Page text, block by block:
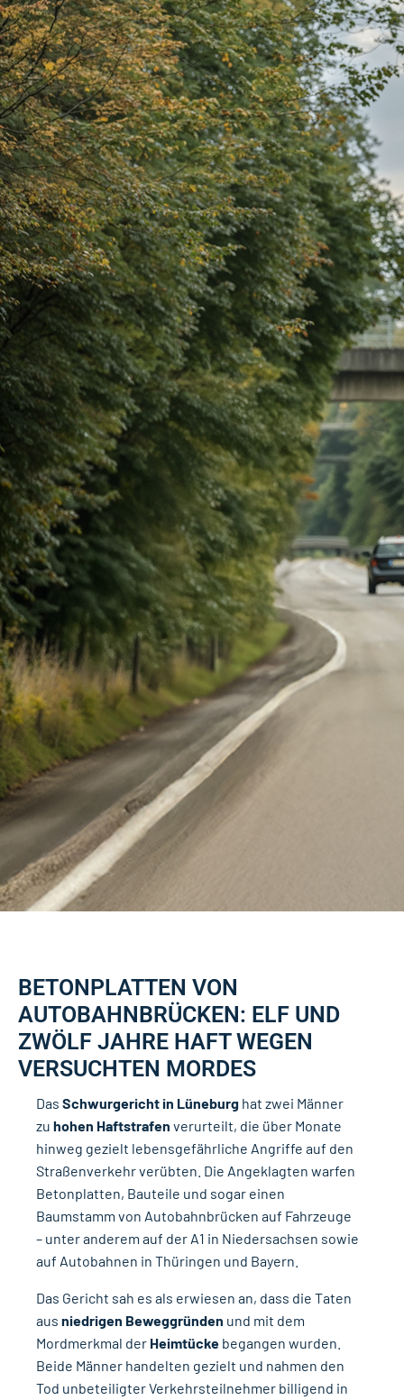
BETONPLATTEN VON
AUTOBAHNBRÜCKEN: ELF UND
ZWÖLF JAHRE HAFT WEGEN
VERSUCHTEN MORDES
Das Schwurgericht in Lüneburg hat zwei Männer
zu hohen Haftstrafen verurteilt, die über Monate
hinweg gezielt lebensgefährliche Angriffe auf den
Straßenverkehr verübten. Die Angeklagten warfen
Betonplatten, Bauteile und sogar einen
Baumstamm von Autobahnbrücken auf Fahrzeuge
– unter anderem auf der A1 in Niedersachsen sowie
auf Autobahnen in Thüringen und Bayern.
Das Gericht sah es als erwiesen an, dass die Taten
aus niedrigen Beweggründen und mit dem
Mordmerkmal der Heimtücke begangen wurden.
Beide Männer handelten gezielt und nahmen den
Tod unbeteiligter Verkehrsteilnehmer billigend in